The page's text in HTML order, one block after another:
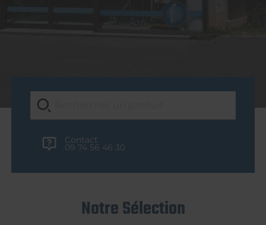
Contact
09 74 56 46 30
Notre Sélection